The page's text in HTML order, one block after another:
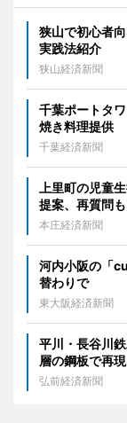
狭山で初心者
実践法紹介
狭山経済新聞
千葉ポートタ
焼き料理提供
千葉経済新聞
上里町の児童
提案、再質問も
本庄経済新聞
河内小阪の「
替わりで
東大阪経済新聞
平川・長谷川
層の鋼板で再現
弘前経済新聞